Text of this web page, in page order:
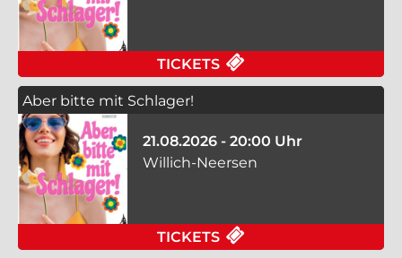
TICKETS
Aber bitte mit Schlager!
21.08.2026 - 20:00 Uhr
Willich-Neersen
TICKETS